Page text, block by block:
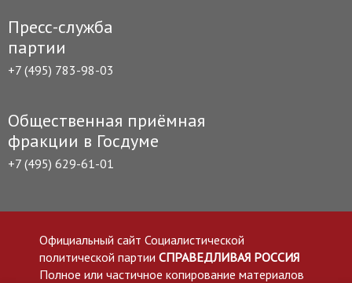
Пресс-служба
партии
+7 (495) 783-98-03
Общественная приёмная
фракции в Госдуме
+7 (495) 629-61-01
Официальный сайт Социалистической
политической партии СПРАВЕДЛИВАЯ РОССИЯ
Полное или частичное копирование материалов